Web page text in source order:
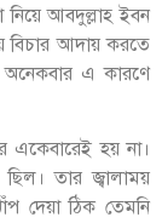
নিয়ে আবদুল্লাহ ইবন
বিচার আদায় করতে
অনেকবার এ কারণে
একেবারেই হয় না।
তার জ্বালাময়
দেয়া ঠিক তেমনি